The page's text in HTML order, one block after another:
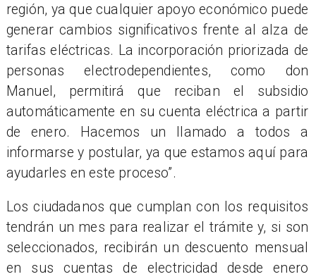
región, ya que cualquier apoyo económico puede
generar cambios significativos frente al alza de
tarifas eléctricas. La incorporación priorizada de
personas electrodependientes, como don
Manuel, permitirá que reciban el subsidio
automáticamente en su cuenta eléctrica a partir
de enero. Hacemos un llamado a todos a
informarse y postular, ya que estamos aquí para
ayudarles en este proceso”.
Los ciudadanos que cumplan con los requisitos
tendrán un mes para realizar el trámite y, si son
seleccionados, recibirán un descuento mensual
en sus cuentas de electricidad desde enero